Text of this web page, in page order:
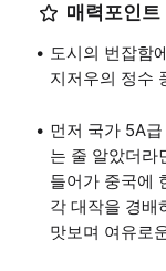
매력포인트
도시의 번잡함
지저우의 정수
먼저 국가 5A
는 줄 알았더라
들어가 중국에
각 대작을 경배
맛보며 여유로